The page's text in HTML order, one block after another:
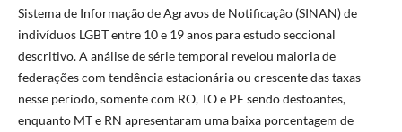
Sistema de Informação de Agravos de Notificação (SINAN) de
indivíduos LGBT entre 10 e 19 anos para estudo seccional
descritivo. A análise de série temporal revelou maioria de
federações com tendência estacionária ou crescente das taxas
nesse período, somente com RO, TO e PE sendo destoantes,
enquanto MT e RN apresentaram uma baixa porcentagem de